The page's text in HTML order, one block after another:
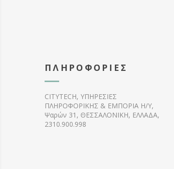
ΠΛΗΡΟΦΟΡΊΕΣ
CITYTECH, ΥΠΗΡΕΣΙΕΣ
ΠΛΗΡΟΦΟΡΙΚΗΣ & ΕΜΠΟΡΙΑ Η/Υ,
Ψαρών 31, ΘΕΣΣΑΛΟΝΙΚΗ, ΕΛΛΑΔΑ,
2310.900.998